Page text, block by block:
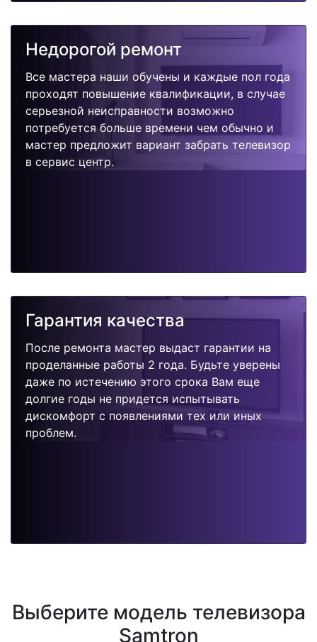
Недорогой ремонт
Все мастера наши обучены и каждые пол года
проходят повышение квалификации, в случае
серьезной неисправности возможно
потребуется больше времени чем обычно и
мастер предложит вариант забрать телевизор
в сервис центр.
Гарантия качества
После ремонта мастер выдаст гарантии на
проделанные работы 2 года. Будьте уверены
даже по истечению этого срока Вам еще
долгие годы не придется испытывать
дискомфорт с появлениями тех или иных
проблем.
Выберите модель телевизора
Samtron